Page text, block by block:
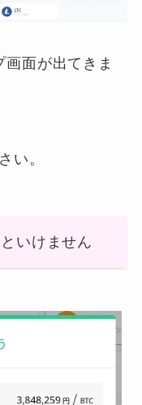
面が出てきま
い。
いけません